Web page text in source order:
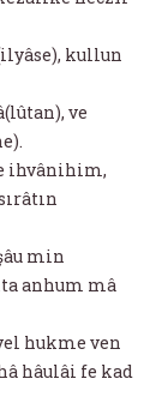
kullun
ve
ihvânihim,
min
anhum mâ
hukme ven
hâulâi fe kad